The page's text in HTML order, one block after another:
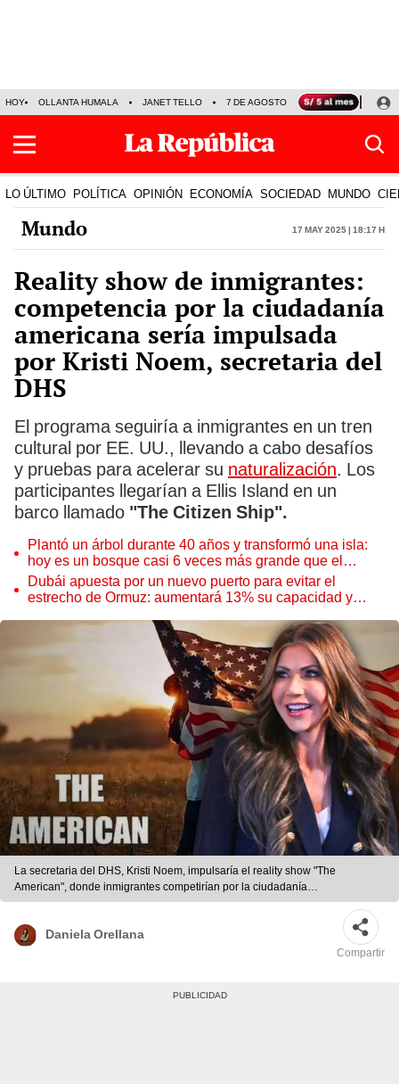
HOY OLLANTA HUMALA JANET TELLO 7 DE AGOSTO TINKA RESULTADOS
LO ÚLTIMO POLÍTICA OPINIÓN ECONOMÍA SOCIEDAD MUNDO
Mundo 17 May 2025 | 18:17 h
Reality show de inmigrantes:
competencia por la ciudadanía
americana sería impulsada
por Kristi Noem, secretaria del
DHS
El programa seguiría a inmigrantes en un tren
cultural por EE. UU., llevando a cabo desafíos
y pruebas para acelerar su naturalización. Los
participantes llegarían a Ellis Island en un
barco llamado "The Citizen Ship".
Plantó un árbol durante 40 años y transformó una isla:
hoy es un bosque casi 6 veces más grande que el
Parque de las Leyendas
Dubái apuesta por un nuevo puerto para evitar el
estrecho de Ormuz: aumentará 13% su capacidad y
La secretaria del DHS, Kristi Noem, impulsaría el reality show "The
American", donde inmigrantes competirían por la ciudadanía
estadounidense. | composición LR | Daniela Orellana
Daniela Orellana
Compartir